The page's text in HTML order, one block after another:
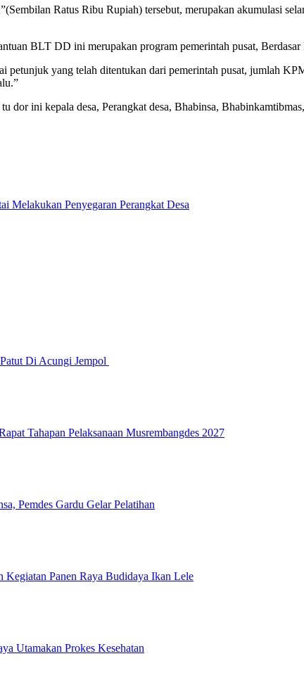
Ratus Ribu Rupiah) tersebut, merupakan akumulasi
BLT DD ini merupakan program pemerintah pusat,
petunjuk yang telah ditentukan dari pemerintah pusat, jumlah
dor ini kepala desa, Perangkat desa, Bhabinsa,
Melakukan Penyegaran Perangkat Desa
Di Acungi Jempol
Tahapan Pelaksanaan Musrembangdes 2027
Pemdes Gardu Gelar Pelatihan
Kegiatan Panen Raya Budidaya Ikan Lele
Utamakan Prokes Kesehatan